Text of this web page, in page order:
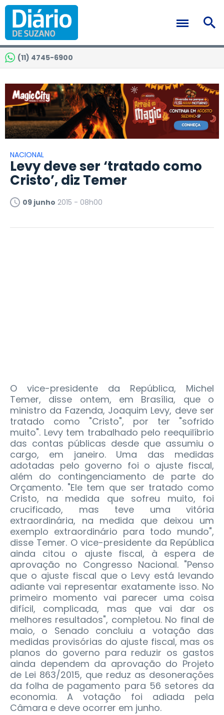
(11) 4745-6900
NACIONAL
Levy deve ser ‘tratado como
Cristo’, diz Temer
09 junho 2015 - 08h00
O vice-presidente da República, Michel
Temer, disse ontem, em Brasília, que o
ministro da Fazenda, Joaquim Levy, deve ser
tratado como "Cristo", por ter "sofrido
muito". Levy tem trabalhado pelo reequilíbrio
das contas públicas desde que assumiu o
cargo, em janeiro. Uma das medidas
adotadas pelo governo foi o ajuste fiscal,
além do contingenciamento de parte do
Orçamento. "Ele tem que ser tratado como
Cristo, na medida que sofreu muito, foi
crucificado, mas teve uma vitória
extraordinária, na medida que deixou um
exemplo extraordinário para todo mundo",
disse Temer. O vice-presidente da República
ainda citou o ajuste fiscal, à espera de
aprovação no Congresso Nacional. "Penso
que o ajuste fiscal que o Levy está levando
adiante vai representar exatamente isso. No
primeiro momento vai parecer uma coisa
difícil, complicada, mas que vai dar os
melhores resultados", completou. No final de
maio, o Senado concluiu a votação das
medidas provisórias do ajuste fiscal, mas os
planos do governo para reduzir os gastos
ainda dependem da aprovação do Projeto
de Lei 863/2015, que reduz as desonerações
da folha de pagamento para 56 setores da
economia. A votação foi adiada pela
Câmara e deve ocorrer em junho.